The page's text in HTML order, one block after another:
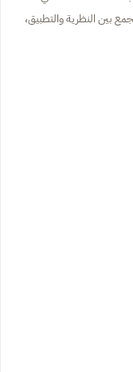
بين النظرية والتطبيق،